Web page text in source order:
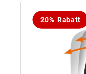
20% Rabatt